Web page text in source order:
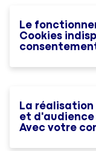
Le
Cookies
La
et d'audience
Avec votre